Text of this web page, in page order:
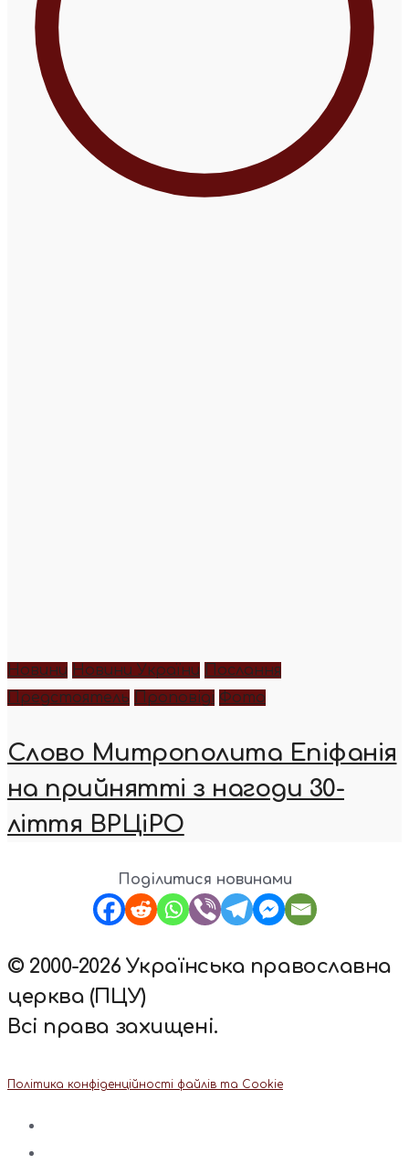
Новини Новини України
Послання
Предстоятель
Проповіді Фото
Слово Митрополита Епіфанія
на прийнятті з нагоди 30-
ліття ВРЦіРО
Поділитися новинами
© 2000-2026 Українська православна
церква (ПЦУ)
Всі права захищені.
Політика конфіденційності файлів та Cookie